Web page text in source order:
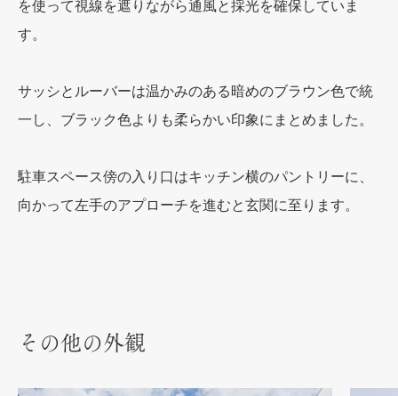
を使って視線を遮りながら通風と採光を確保していま
す。
サッシとルーバーは温かみのある暗めのブラウン色で統
一し、ブラック色よりも柔らかい印象にまとめました。
駐車スペース傍の入り口はキッチン横のパントリーに、
向かって左手のアプローチを進むと玄関に至ります。
その他の外観